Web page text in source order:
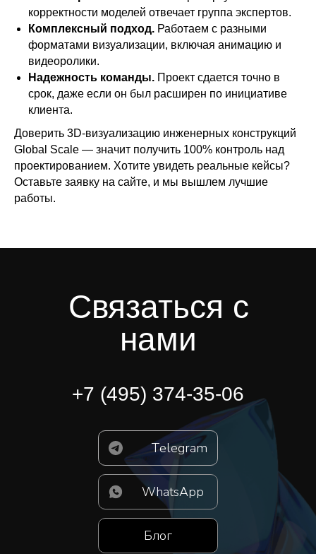
корректности моделей отвечает группа экспертов.
Комплексный подход. Работаем с разными
форматами визуализации, включая анимацию и
видеоролики.
Надежность команды. Проект сдается точно в
срок, даже если он был расширен по инициативе
клиента.
Доверить 3D-визуализацию инженерных конструкций
Global Scale — значит получить 100% контроль над
проектированием. Хотите увидеть реальные кейсы?
Оставьте заявку на сайте, и мы вышлем лучшие
работы.
+7 (495) 374-35-06
Связаться с
нами
WhatsApp
Telegram
Блог